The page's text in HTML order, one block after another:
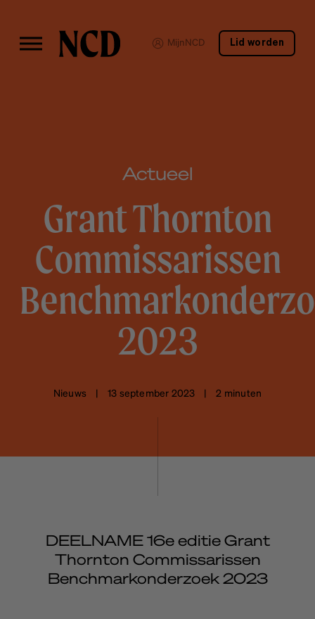
MijnNCD Lid worden
Actueel
Grant Thornton
Commissarissen
2023
Nieuws | 13 september 2023 | 2 minuten
DEELNAME 16e editie Grant
Thornton Commissarissen
Benchmarkonderzoek 2023